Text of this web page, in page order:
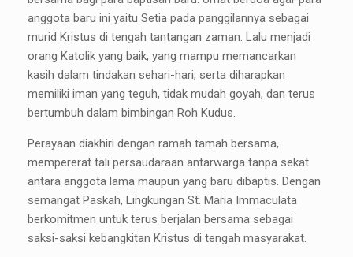
anggota baru ini yaitu Setia pada panggilannya sebagai
murid Kristus di tengah tantangan zaman. Lalu menjadi
orang Katolik yang baik, yang mampu memancarkan
kasih dalam tindakan sehari-hari, serta diharapkan
memiliki iman yang teguh, tidak mudah goyah, dan terus
bertumbuh dalam bimbingan Roh Kudus.
Perayaan diakhiri dengan ramah tamah bersama,
mempererat tali persaudaraan antarwarga tanpa sekat
antara anggota lama maupun yang baru dibaptis. Dengan
semangat Paskah, Lingkungan St. Maria Immaculata
berkomitmen untuk terus berjalan bersama sebagai
saksi-saksi kebangkitan Kristus di tengah masyarakat.